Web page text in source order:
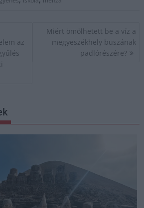
az
Miért ömölhetett be a víz a
megyeszékhely buszának
padlórészére?